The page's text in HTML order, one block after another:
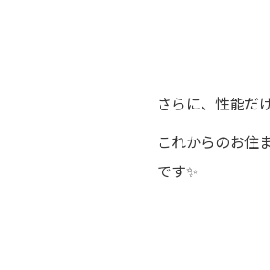
さらに、性能だ
これからのお住
です✨